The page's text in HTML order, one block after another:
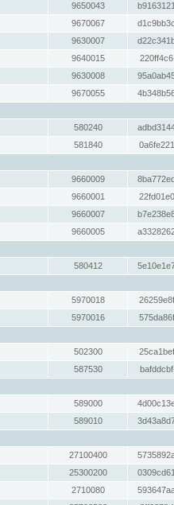
9650043
9670067
9630007
9640015
9630008
9670055
580240
581840
9660009
9660001
9660007
9660005
580412
5970018
5970016
502300
587530
589000
589010
27100400
25300200
2710080